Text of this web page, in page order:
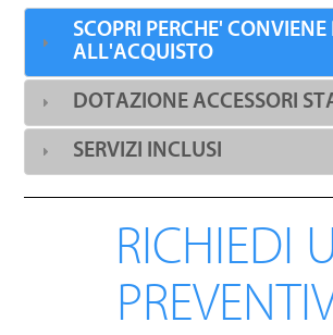
SCOPRI PERCHE' CONVIENE
ALL'ACQUISTO
DOTAZIONE ACCESSORI
SERVIZI INCLUSI
RICHIEDI